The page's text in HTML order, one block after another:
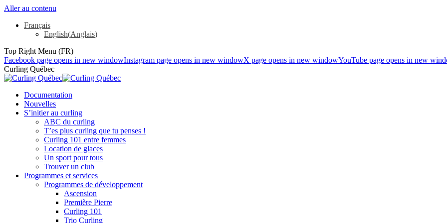
Aller au contenu
Français
English(Anglais)
Top Right Menu (FR)
Facebook page opens in new windowInstagram page opens in new windowX page opens in new windowYouTube page opens in new
Curling Québec
Documentation
Nouvelles
S’initier au curling
ABC du curling
T’es plus curling que tu penses !
Curling 101 entre femmes
Location de glaces
Un sport pour tous
Trouver un club
Programmes et services
Programmes de développement
Ascension
Première Pierre
Curling 101
Trio Curling